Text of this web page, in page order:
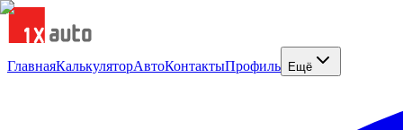
ГлавнаяКалькуляторАвтоКонтактыПрофиль Ещё